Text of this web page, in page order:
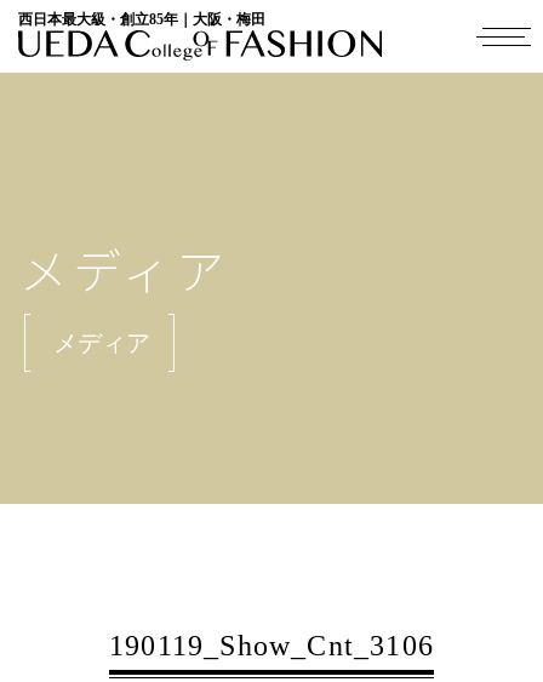
西日本最大級・創立85年｜大阪・梅田
メディア
メディア
190119_Show_Cnt_3106